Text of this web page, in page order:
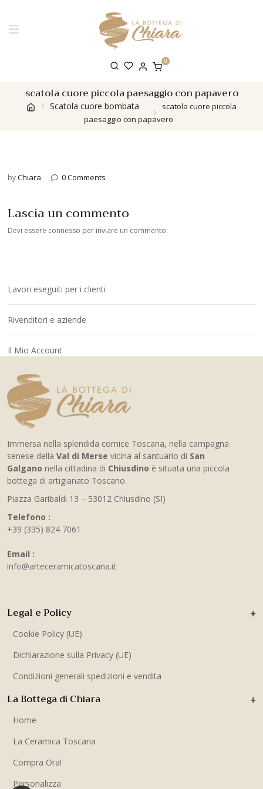
0
scatola cuore piccola paesaggio con papavero
Scatola cuore bombata
scatola cuore piccola
paesaggio con papavero
byChiara 0 Comments
Lascia un commento
Devi essere connesso per inviare un commento.
Lavori eseguiti per i clienti
Rivenditori e aziende
Il Mio Account
Immersa nella splendida cornice Toscana, nella campagna
senese della Val di Merse vicina al santuario di San
Galgano nella cittadina di Chiusdino è situata una piccola
bottega di artigianato Toscano.
Piazza Garibaldi 13 – 53012 Chiusdino (SI)
Telefono :
+39 (335) 824 7061
Email :
info@arteceramicatoscana.it
La Bottega di Chiara
Home
La Ceramica Toscana
Compra Ora!
Personalizza
Legal e Policy
Cookie Policy (UE)
Dichiarazione sulla Privacy (UE)
Condizioni generali spedizioni e vendita